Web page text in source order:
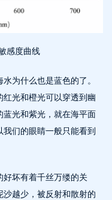
感度曲线
为什么也是蓝色的了。
光和橙光可以穿透到幽
光和紫光，就在海平面
们的眼睛一般只能看到
坏有着千丝万缕的关
越少，被反射和散射的